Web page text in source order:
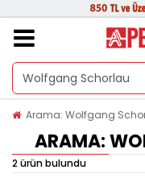
Arama: Wolfgang
ARAMA:
2 ürün bulundu